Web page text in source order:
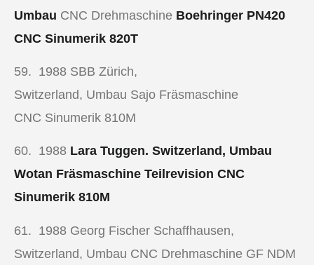
Umbau CNC Drehmaschine Boehringer PN420
CNC Sinumerik 820T
59. 1988 SBB Zürich,
Switzerland, Umbau Sajo Fräsmaschine
CNC Sinumerik 810M
60. 1988 Lara Tuggen. Switzerland, Umbau
Wotan Fräsmaschine Teilrevision CNC
Sinumerik 810M
61. 1988 Georg Fischer Schaffhausen,
Switzerland, Umbau CNC Drehmaschine GF NDM